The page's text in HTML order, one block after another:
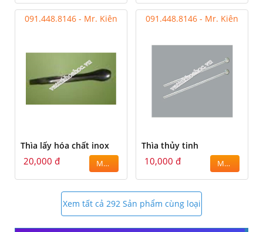
091.448.8146 - Mr. Kiên
Thìa lấy hóa chất inox
20,000 đ MUA
091.448.8146 - Mr. Kiên
Thìa thủy tinh
10,000 đ MUA
Xem tất cả 292 Sản phẩm cùng loại